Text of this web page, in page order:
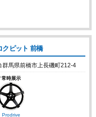
クピット 前橋
群馬県前橋市上長磯町212-4
常時展示
Prodrive